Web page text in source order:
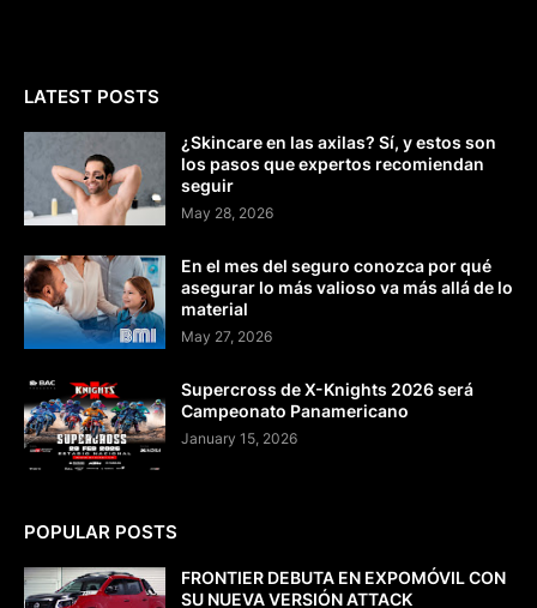
LATEST POSTS
¿Skincare en las axilas? Sí, y estos son
los pasos que expertos recomiendan
seguir
May 28, 2026
En el mes del seguro conozca por qué
asegurar lo más valioso va más allá de lo
material
May 27, 2026
Supercross de X-Knights 2026 será
Campeonato Panamericano
January 15, 2026
POPULAR POSTS
FRONTIER DEBUTA EN EXPOMÓVIL CON
SU NUEVA VERSIÓN ATTACK